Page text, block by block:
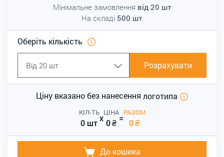
Мінімальне замовлення від 20 шт
На складі 500 шт
Оберіть кількість
Розрахувати
Ціну вказано без нанесення логотипа
КІЛ-ТЬ
0 штx
ЦІНА
0₴ =
РАЗОМ
0₴
До кошика